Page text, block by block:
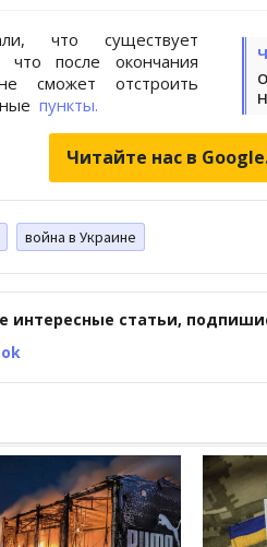
что существует
что после окончания
сможет отстроить
пункты.
Читайте нас в
война в Украине
интересные статьи,